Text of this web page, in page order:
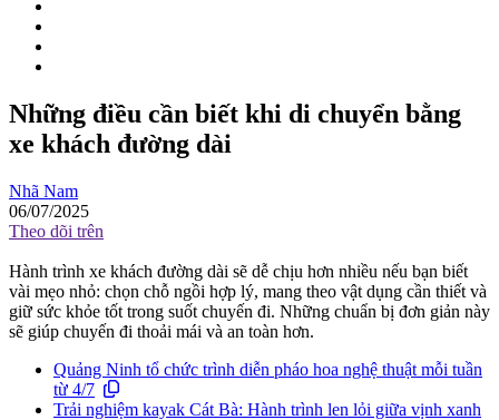
Những điều cần biết khi di chuyển bằng
xe khách đường dài
Nhã Nam
06/07/2025
Theo dõi trên
Hành trình xe khách đường dài sẽ dễ chịu hơn nhiều nếu bạn biết
vài mẹo nhỏ: chọn chỗ ngồi hợp lý, mang theo vật dụng cần thiết và
giữ sức khỏe tốt trong suốt chuyến đi. Những chuẩn bị đơn giản này
sẽ giúp chuyến đi thoải mái và an toàn hơn.
Quảng Ninh tổ chức trình diễn pháo hoa nghệ thuật mỗi tuần
từ 4/7
Trải nghiệm kayak Cát Bà: Hành trình len lỏi giữa vịnh xanh